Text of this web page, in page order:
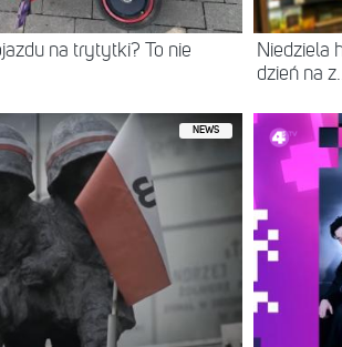
na trytytki? To nie
Niedziela
dzień na
NEWS